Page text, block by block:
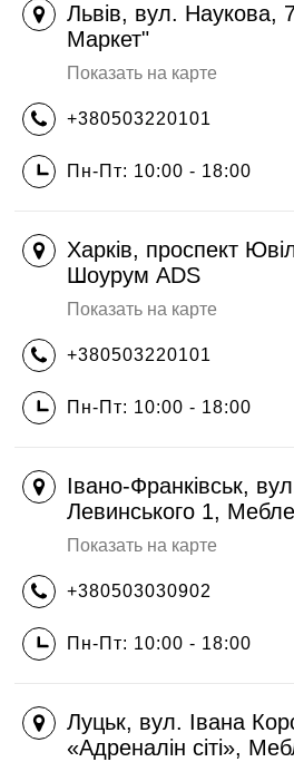
Львів, вул. Наукова,
Маркет"
Показать на карте
+380503220101
Пн-Пт: 10:00 - 18:00
Харків, проспект
Шоурум ADS
Показать на карте
+380503220101
Пн-Пт: 10:00 - 18:00
Івано-Франківськ,
Левинського 1,
Показать на карте
+380503030902
Пн-Пт: 10:00 - 18:00
Луцьк, вул. Івана
«Адреналін сіті»,